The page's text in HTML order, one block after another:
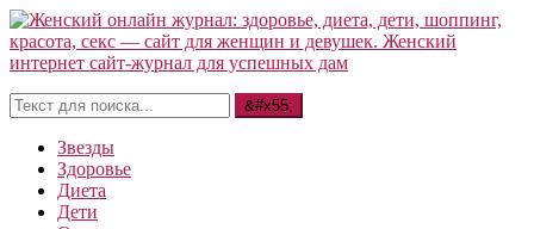
Звезды
Здоровье
Диета
Дети